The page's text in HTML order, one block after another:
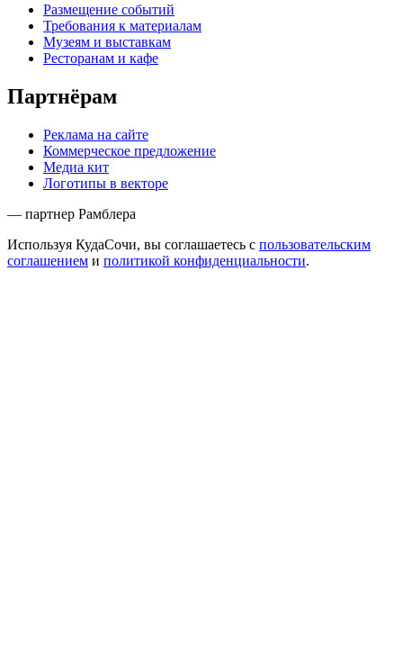
Размещение событий
Требования к материалам
Музеям и выставкам
Ресторанам и кафе
Партнёрам
Реклама на сайте
Коммерческое предложение
Медиа кит
Логотипы в векторе
— партнер Рамблера
Используя КудаСочи, вы соглашаетесь с пользовательским
соглашением и политикой конфиденциальности.